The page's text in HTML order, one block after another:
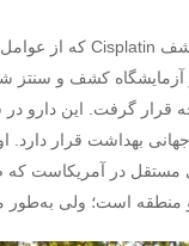
بهداشت قرار دارد.
است؛ ولی به‌طور میانگین قیمت هر ویال ۱۰۰